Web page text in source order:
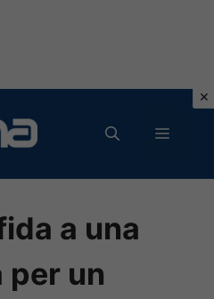
MENU
a una
per un